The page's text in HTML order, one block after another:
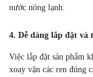
nước nóng lạnh.
4. Dễ dàng lắp đặt và
Việc lắp đặt sản phẩm
xoay vặn các ren đúng